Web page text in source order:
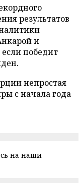
результатов
и
победит
непростая
с начала года
на наши